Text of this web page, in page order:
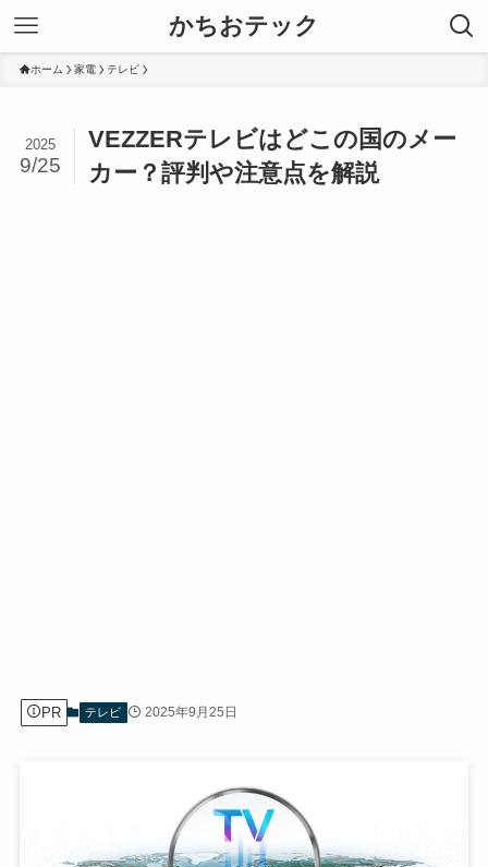
かちおテック
ホーム 家電 テレビ
VEZZERテレビはどこの国のメー
カー？評判や注意点を解説
2025
9/25
PR テレビ 2025年9月25日